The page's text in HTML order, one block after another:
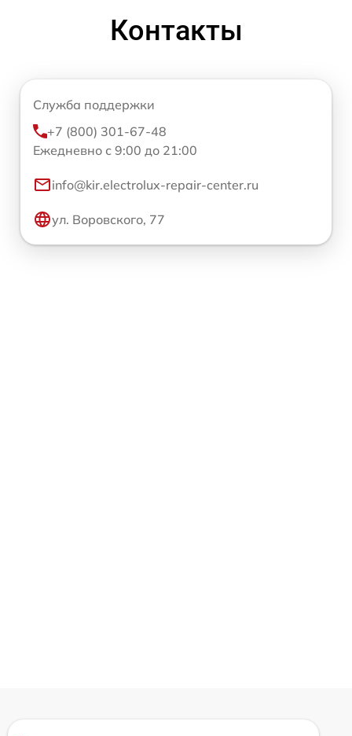
Контакты
Служба поддержки
+7 (800) 301-67-48
Ежедневно с 9:00 до 21:00
info@kir.electrolux-repair-center.ru
ул. Воровского, 77